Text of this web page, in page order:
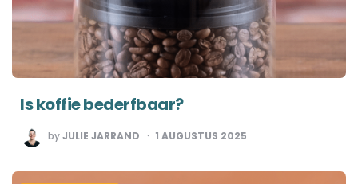
Is koffie bederfbaar?
POSTED
BY
byJULIE JARRAND 1 AUGUSTUS 2025